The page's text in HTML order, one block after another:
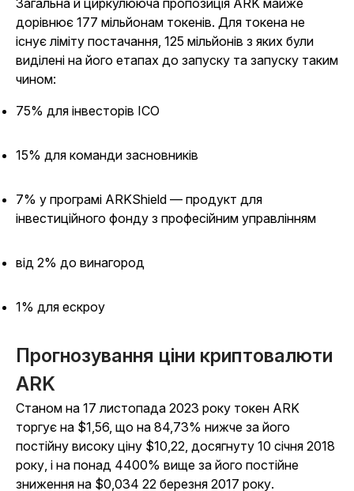
дорівнює 177 мільйонам токенів. Для токена не
існує ліміту постачання, 125 мільйонів з яких були
виділені на його етапах до запуску та запуску таким
чином:
75% для інвесторів ICO
15% для команди засновників
7% у програмі ARKShield — продукт для
інвестиційного фонду з професійним управлінням
від 2% до винагород
1% для ескроу
Прогнозування ціни криптовалюти
ARK
Станом на 17 листопада 2023 року токен ARK
торгує на $1,56, що на 84,73% нижче за його
постійну високу ціну $10,22, досягнуту 10 січня 2018
року, і на понад 4400% вище за його постійне
зниження на $0,034 22 березня 2017 року.